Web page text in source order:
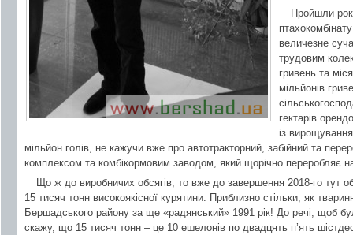
Пройшли
величезне
трудовим
гривень та
мільйонів
гектарів
із
мільйон голів, не кажучи вже про автотракторний, забійний та
комплексом та комбікормовим заводом, який щорічно переробляє
Що ж до виробничих обсягів, то вже до завершення 2018-го тут
15 тисяч тонн високоякісної курятини. Приблизно стільки, як
Бершадського району за ще «радянський» 1991 рік! До речі, щоб
скажу, що 15 тисяч тонн – це 10 ешелонів по двадцять п’ять